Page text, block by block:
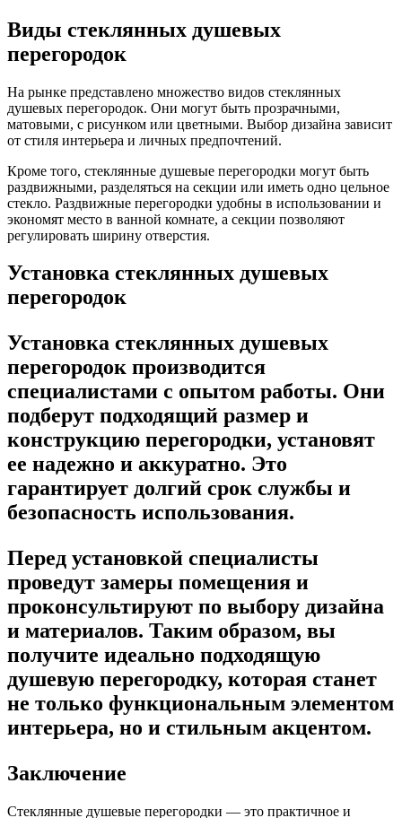
Виды стеклянных душевых
перегородок
На рынке представлено множество видов стеклянных
душевых перегородок. Они могут быть прозрачными,
матовыми, с рисунком или цветными. Выбор дизайна зависит
от стиля интерьера и личных предпочтений.
Кроме того, стеклянные душевые перегородки могут быть
раздвижными, разделяться на секции или иметь одно цельное
стекло. Раздвижные перегородки удобны в использовании и
экономят место в ванной комнате, а секции позволяют
регулировать ширину отверстия.
Установка стеклянных душевых
перегородок
Установка стеклянных душевых
перегородок производится
специалистами с опытом работы. Они
подберут подходящий размер и
конструкцию перегородки, установят
ее надежно и аккуратно. Это
гарантирует долгий срок службы и
безопасность использования.
Перед установкой специалисты
проведут замеры помещения и
проконсультируют по выбору дизайна
и материалов. Таким образом, вы
получите идеально подходящую
душевую перегородку, которая станет
не только функциональным элементом
интерьера, но и стильным акцентом.
Заключение
Стеклянные душевые перегородки — это практичное и